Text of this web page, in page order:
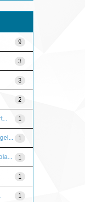
9
3
3
2
1
1
1
1
1